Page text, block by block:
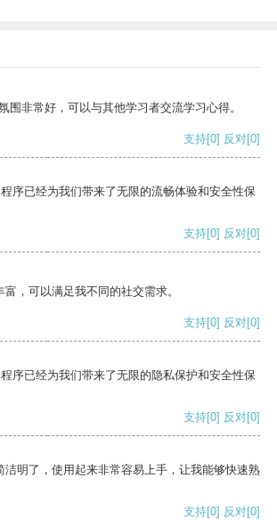
围非常好，可以与其他学习者交流学习心得。
支持[0] 反对[0]
序已经为我们带来了无限的流畅体验和安全性保
支持[0] 反对[0]
，可以满足我不同的社交需求。
支持[0] 反对[0]
序已经为我们带来了无限的隐私保护和安全性保
支持[0] 反对[0]
洁明了，使用起来非常容易上手，让我能够快速熟
支持[0] 反对[0]